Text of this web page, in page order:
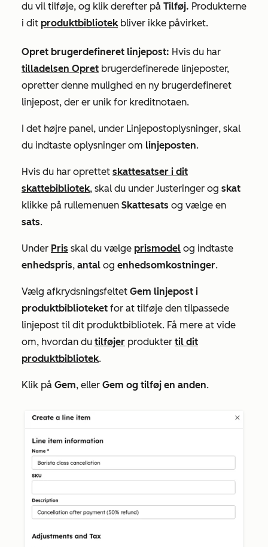
du vil tilføje, og klik derefter på Tilføj. Produkterne
i dit produktbibliotekbliver ikke påvirket.
Opret brugerdefineret linjepost: Hvis du har
tilladelsen Opret brugerdefinerede linjeposter,
opretter denne mulighed en ny brugerdefineret
linjepost, der er unik for kreditnotaen.
I det højre panel, under Linjepostoplysninger, skal
du indtaste oplysninger om linjeposten.
Hvis du har oprettet skattesatser i dit
skattebibliotek, skal du under Justeringer og skat
klikke på rullemenuen Skattesats og vælge en
sats.
Under Pris skal du vælge prismodel og indtaste
enhedspris, antal og enhedsomkostninger.
Vælg afkrydsningsfeltet Gem linjepost i
produktbiblioteket for at tilføje den tilpassede
linjepost til dit produktbibliotek. Få mere at vide
om, hvordan du tilføjer produkter til dit
produktbibliotek.
Klik på Gem, eller Gem og tilføj en anden.